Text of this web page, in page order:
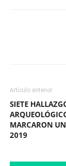
Artículo anterior
SIETE
MARCARON
2019